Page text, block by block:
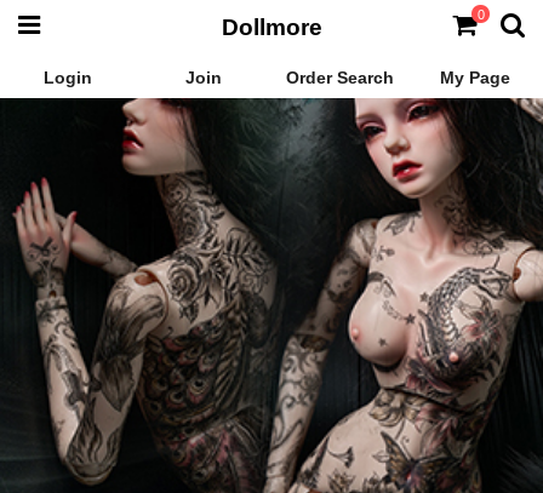
Login Join Order Search My Page
Dollmore 0